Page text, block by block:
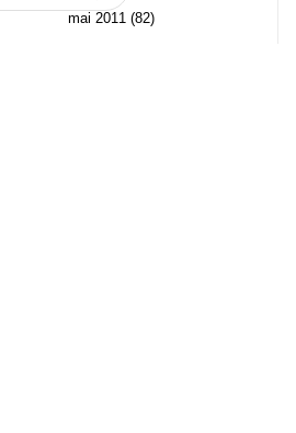
mai 2011 (82)